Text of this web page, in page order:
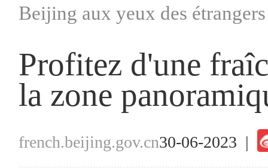
Beijing aux yeux des étrangers
Profitez d'une
la zone
french.beijing.gov.cn30-06-2023 |